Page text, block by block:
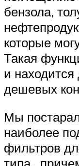
бензола,
которые
Такая
и
дешевых
Мы
наиболее
фильтров